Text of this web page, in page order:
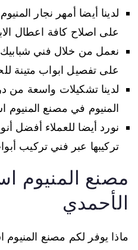
لدينا أيضا أمهر نجار
على اصلاح كافة اعطال
نعمل من خلال فني شبابيك
على تفصيل ابواب متينة
لدينا تشكيلات واسعة من
المنيوم في مصنع المنيوم
نورد أيضا للعملاء أفضل
تركيبها عبر فني تركيب
مصنع المنيوم
الأحمدي
ماذا يوفر لكم مصنع